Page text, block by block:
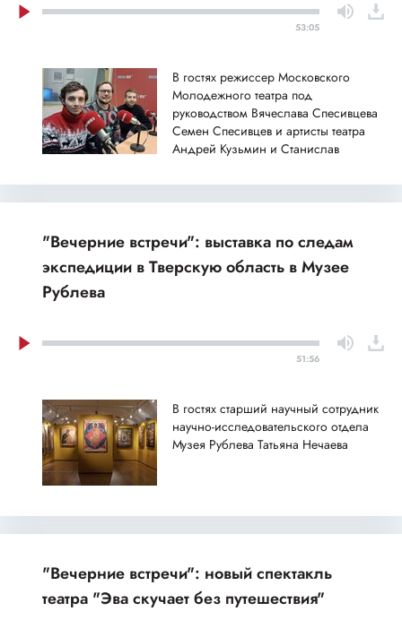
53:05
В гостях режиссер Московского
Молодежного театра под
руководством Вячеслава Спесивцева
Семен Спесивцев и артисты театра
Андрей Кузьмин и Станислав
"Вечерние встречи": выставка по следам
экспедиции в Тверскую область в Музее
Рублева
51:56
В гостях старший научный сотрудник
научно-исследовательского отдела
Музея Рублева Татьяна Нечаева
"Вечерние встречи": новый спектакль
театра "Эва скучает без путешествия"